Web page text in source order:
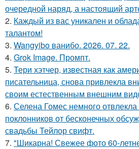
очередной наряд, а настоящий
2. Каждый из вас уникален и
талантом!
3. Wangyibo ванибо. 2026. 07. 22.
4. Grok Image. Промпт.
5. Тери хэтчер, известная как
писательница, снова привлекла
своим естественным внешним
6. Селена Гомес немного
поклонников от бесконечных
свадьбы Тейлор свифт.
7. "Шикарна! Свежее фото 60-